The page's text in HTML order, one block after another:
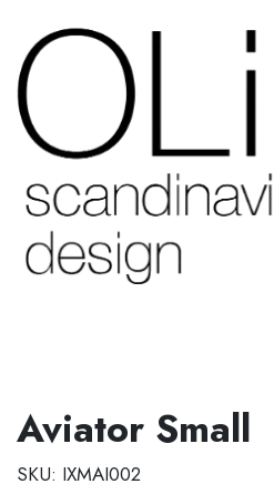
Aviator Small
SKU: IXMAI002